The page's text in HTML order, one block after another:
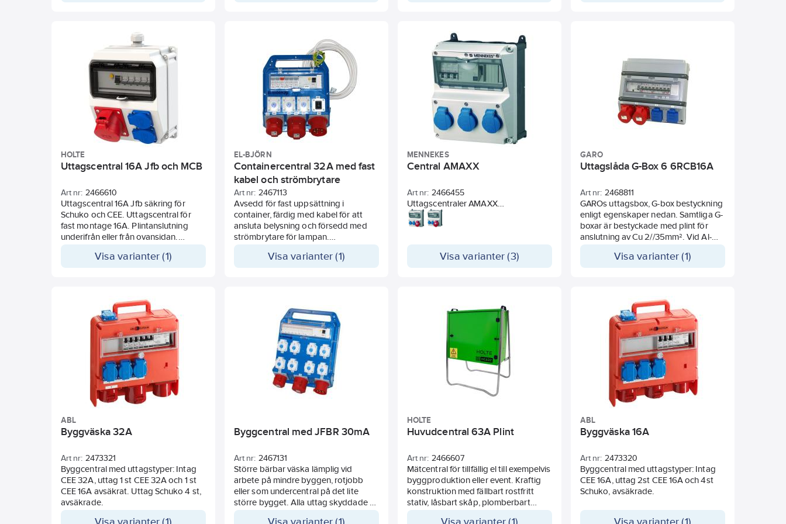
HOLTE
Uttagscentral 16A Jfb och MCB
Art nr: 2466610
Uttagscentral 16A Jfb säkring för
Schuko och CEE. Uttagscentral för
fast montage 16A. Plintanslutning
underifrån eller från ovansidan.
Visa varianter (1)
EL-BJÖRN
Containercentral 32A med fast
kabel och strömbrytare
Art nr: 2467113
Avsedd för fast uppsättning i
container, färdig med kabel för att
ansluta belysning och försedd med
strömbrytare för lampan.
glasklar plast. Försedd med
Visa varianter (1)
MENNEKES
Central AMAXX
Art nr: 2466455
Uttagscentraler AMAXX
färdiggkopplade för installation.
Kapslingens el-grå RAL 7035 med
bakom transparent fönster. Låsbar.
Visa varianter (3)
GARO
Uttagslåda G-Box 6 6RCB16A
Art nr: 2468811
GAROs uttagsbox, G-box bestyckning
enligt egenskaper nedan. Samtliga G-
boxar är bestyckade med plint för
anslutning av Cu 2//35mm². Vid Al-
används tryckbricka mellan Al- och
Visa varianter (1)
ABL
Byggväska 32A
Art nr: 2473321
Byggcentral med uttagstyper: Intag
CEE 32A, uttag 1 st CEE 32A och 1 st
CEE 16A avsäkrat. Uttag Schuko 4 st,
avsäkrade.
Visa varianter (1)
Byggcentral med JFBR 30mA
Art nr: 2467131
Större bärbar väska lämplig vid
arbete på mindre byggen, rotjobb
eller som undercentral på det lite
större bygget. Alla uttag skyddade av
Visa varianter (1)
HOLTE
Huvudcentral 63A Plint
Art nr: 2466607
Mätcentral för tillfällig el till exempelvis
byggproduktion eller event. Kraftig
konstruktion med fällbart rostfritt
stativ, låsbart skåp, plomberbart
Visa varianter (1)
ABL
Byggväska 16A
Art nr: 2473320
Byggcentral med uttagstyper: Intag
CEE 16A, uttag 2st CEE 16A och 4st
Schuko, avsäkrade.
Visa varianter (1)